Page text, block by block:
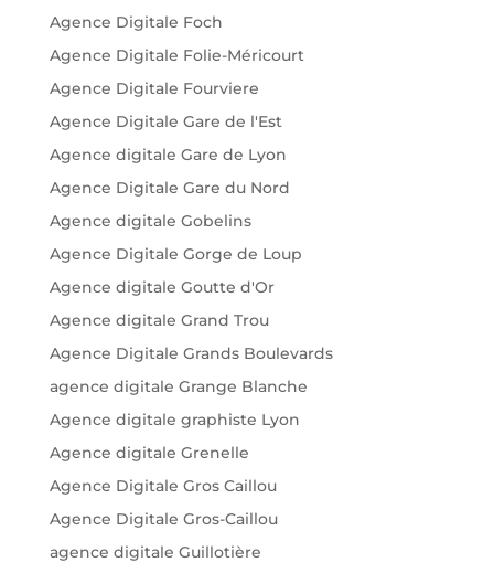
Agence Digitale Foch
Agence Digitale Folie-Méricourt
Agence Digitale Fourviere
Agence Digitale Gare de l'Est
Agence digitale Gare de Lyon
Agence Digitale Gare du Nord
Agence digitale Gobelins
Agence Digitale Gorge de Loup
Agence digitale Goutte d'Or
Agence digitale Grand Trou
Agence Digitale Grands Boulevards
agence digitale Grange Blanche
Agence digitale graphiste Lyon
Agence digitale Grenelle
Agence Digitale Gros Caillou
Agence Digitale Gros-Caillou
agence digitale Guillotière